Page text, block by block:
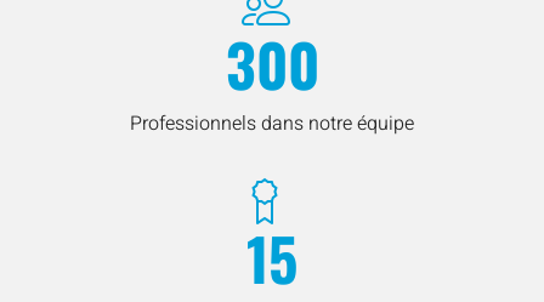
300
Professionnels dans notre équipe
15